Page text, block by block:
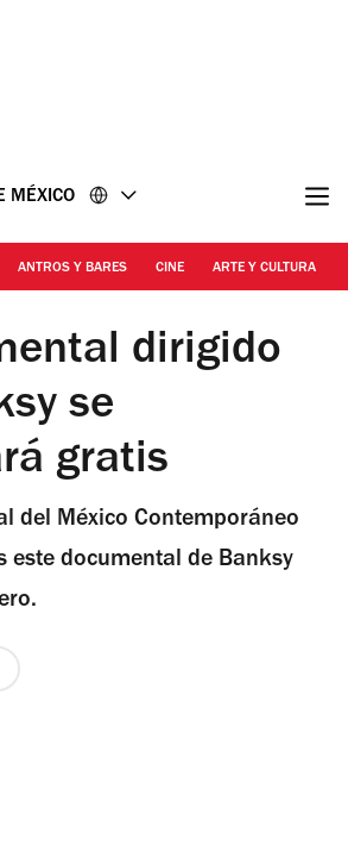
MÉXICO
ANTROS Y BARES CINE ARTE Y CULTURA
dirigido
se
gratis
del México Contemporáneo
este documental de Banksy